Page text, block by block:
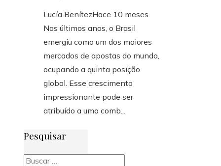
Lucía BenítezHace 10 meses
Nos últimos anos, o Brasil
emergiu como um dos maiores
mercados de apostas do mundo,
ocupando a quinta posição
global. Esse crescimento
impressionante pode ser
atribuído a uma comb...
Pesquisar
Buscar: